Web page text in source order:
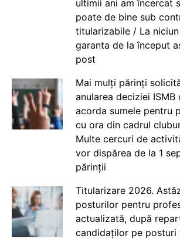
ultimii ani am încercat
poate de bine sub
titularizabile / La
garanta de la început
post
Mai mulți părinți
anularea deciziei ISMB
acorda sumele pentru
cu ora din cadrul
Multe cercuri de
vor dispărea de la 1
părinții
Titularizare 2026.
posturilor pentru
actualizată, după
candidaților pe posturi